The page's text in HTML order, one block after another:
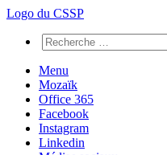
Logo du CSSP
Menu
Mozaïk
Office 365
Facebook
Instagram
Linkedin